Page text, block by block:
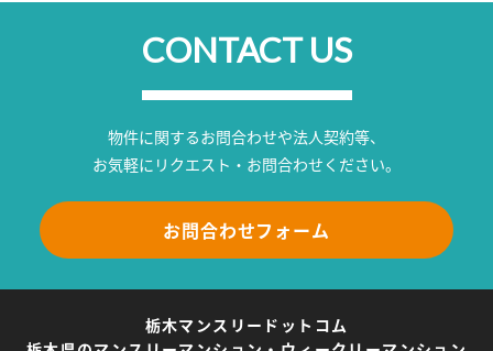
CONTACT US
物件に関するお問合わせや法人契約等、
お気軽にリクエスト・お問合わせください。
お問合わせフォーム
栃木マンスリードットコム